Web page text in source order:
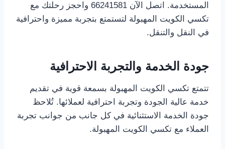
المستخدمة. اتصل الآن 66241581 واحجز رحلتك مع
تكسي الكويت المهبولة لتستمتع بتجربة مميزة واحترافية
في النقل والتنقل.
جودة الخدمة والتجربة الاحترافية
تتمتع تكسي الكويت المهبولة بسمعة قوية في تقديم
خدمة عالية الجودة وتجربة احترافية لعملائها. تُلاحظ
جودة الخدمة الاستثنائية في كل جانب من جوانب تجربة
العملاء مع تكسي الكويت المهبولة.